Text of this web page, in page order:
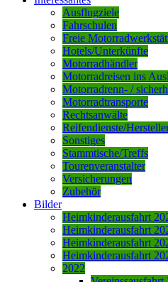
Ausflugziele
Fahrschulen
Freie
Hotels/Unterkünfte
Motorradhändler
Motorradreisen ins
Motorradrenn- /
Motorradtransporte
Rechtsanwälte
Reifendienste/
Sonstiges
Stammtische/Treffs
Tourenveranstalter
Versicherungen
Zubehör
Bilder
Heimkinderausfahrt
Heimkinderausfahrt
Heimkinderausfahrt
Heimkinderausfahrt
2022